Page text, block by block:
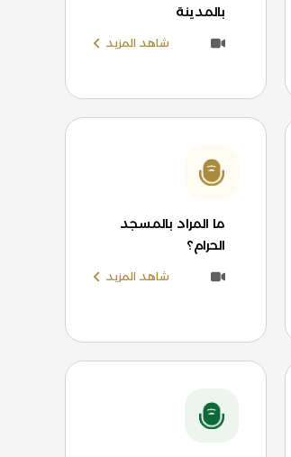
بالمدينة
شاهد المزيد
ما المراد بالمسجد
الحرام؟
شاهد المزيد